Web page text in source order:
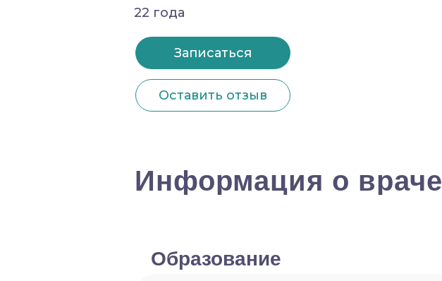
22 года
Записаться
Оставить отзыв
Информация о враче
Образование